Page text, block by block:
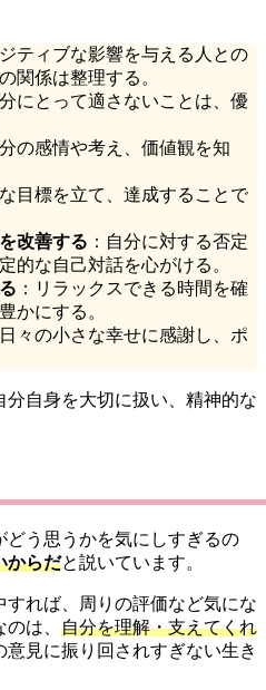
ジティブな影響を与える人との
関係は整理する。
分にとって適さないことは、優
分の感情や考え、価値観を知
な目標を立て、達成することで
改善する ：自分に対する否定
的な自己対話を心がける。
：リラックスできる時間を確
かにする。
日々の小さな幸せに感謝し、ポ
自身を大切に扱い、精神的な
う思うかを気にしすぎるの
からだと説いています。
れば、周りの評価など気にな
は、 自分を理解・支えてくれ
意見に振り回されすぎない生き